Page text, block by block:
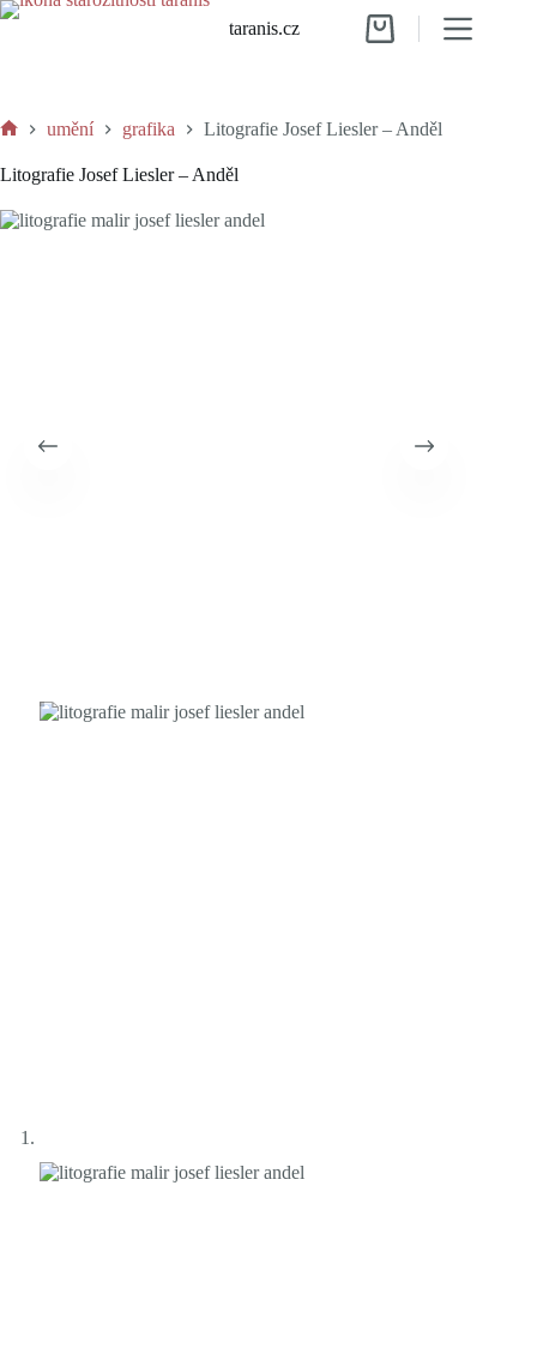
Skip
taranis.cz
Shopping
umění grafika Litografie Josef Liesler – Anděl
Litografie Josef Liesler – Anděl